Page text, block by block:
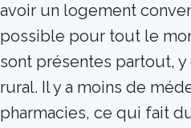
avoir un logement
possible pour tout le
sont présentes partout,
rural. Il y a moins de
pharmacies, ce qui fait